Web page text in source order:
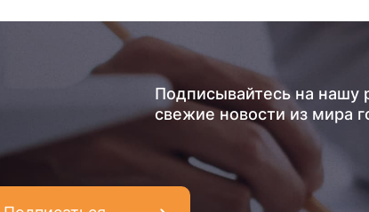
Подписывайтесь на нашу
свежие новости из мира